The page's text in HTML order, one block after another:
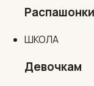
Распашонки
ШКОЛА
Девочкам